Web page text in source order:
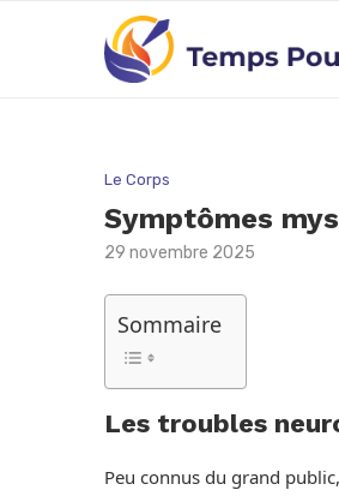
Le Corps
Symptômes
29 novembre 2025
Sommaire
Les troubles
Peu connus du grand